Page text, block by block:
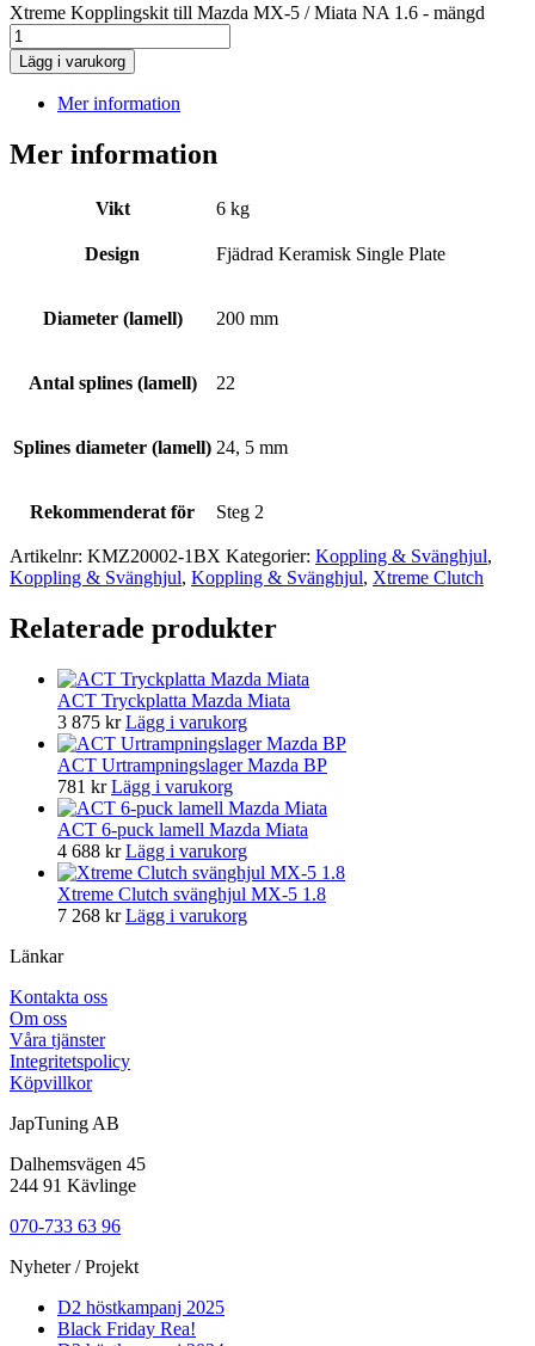
Xtreme Kopplingskit till Mazda MX-5 / Miata NA 1.6 - mängd
Lägg i varukorg
Mer information
Mer information
Vikt 6 kg
Design Fjädrad Keramisk Single Plate
Diameter (lamell) 200 mm
Antal splines (lamell) 22
Splines diameter (lamell) 24, 5 mm
Rekommenderat för Steg 2
Artikelnr: KMZ20002-1BX Kategorier: Koppling & Svänghjul,
Koppling & Svänghjul, Koppling & Svänghjul, Xtreme Clutch
Relaterade produkter
ACT Tryckplatta Mazda Miata
3 875 kr Lägg i varukorg
ACT Urtrampningslager Mazda BP
781 kr Lägg i varukorg
ACT 6-puck lamell Mazda Miata
4 688 kr Lägg i varukorg
Xtreme Clutch svänghjul MX-5 1.8
7 268 kr Lägg i varukorg
Länkar
Kontakta oss
Om oss
Våra tjänster
Integritetspolicy
Köpvillkor
JapTuning AB
Dalhemsvägen 45
244 91 Kävlinge
070-733 63 96
Nyheter / Projekt
D2 höstkampanj 2025
Black Friday Rea!